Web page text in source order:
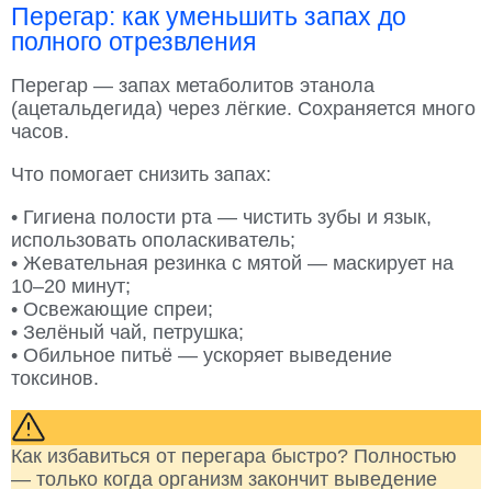
Перегар: как уменьшить запах до
полного отрезвления
Перегар — запах метаболитов этанола
(ацетальдегида) через лёгкие. Сохраняется много
часов.
Что помогает снизить запах:
• Гигиена полости рта — чистить зубы и язык,
использовать ополаскиватель;
• Жевательная резинка с мятой — маскирует на
10–20 минут;
• Освежающие спреи;
• Зелёный чай, петрушка;
• Обильное питьё — ускоряет выведение
токсинов.
Как избавиться от перегара быстро? Полностью
— только когда организм закончит выведение